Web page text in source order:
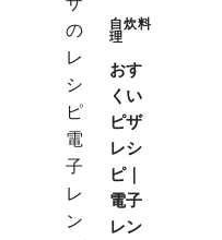
自炊料
理
おす
くい
ピザ
レシ
ピ｜
電子
レン